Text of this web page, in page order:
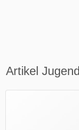
Artikel Jugend